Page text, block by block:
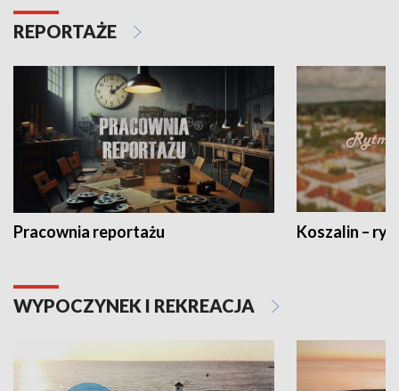
REPORTAŻE
Pracownia reportażu Koszalin –
WYPOCZYNEK I REKREACJA